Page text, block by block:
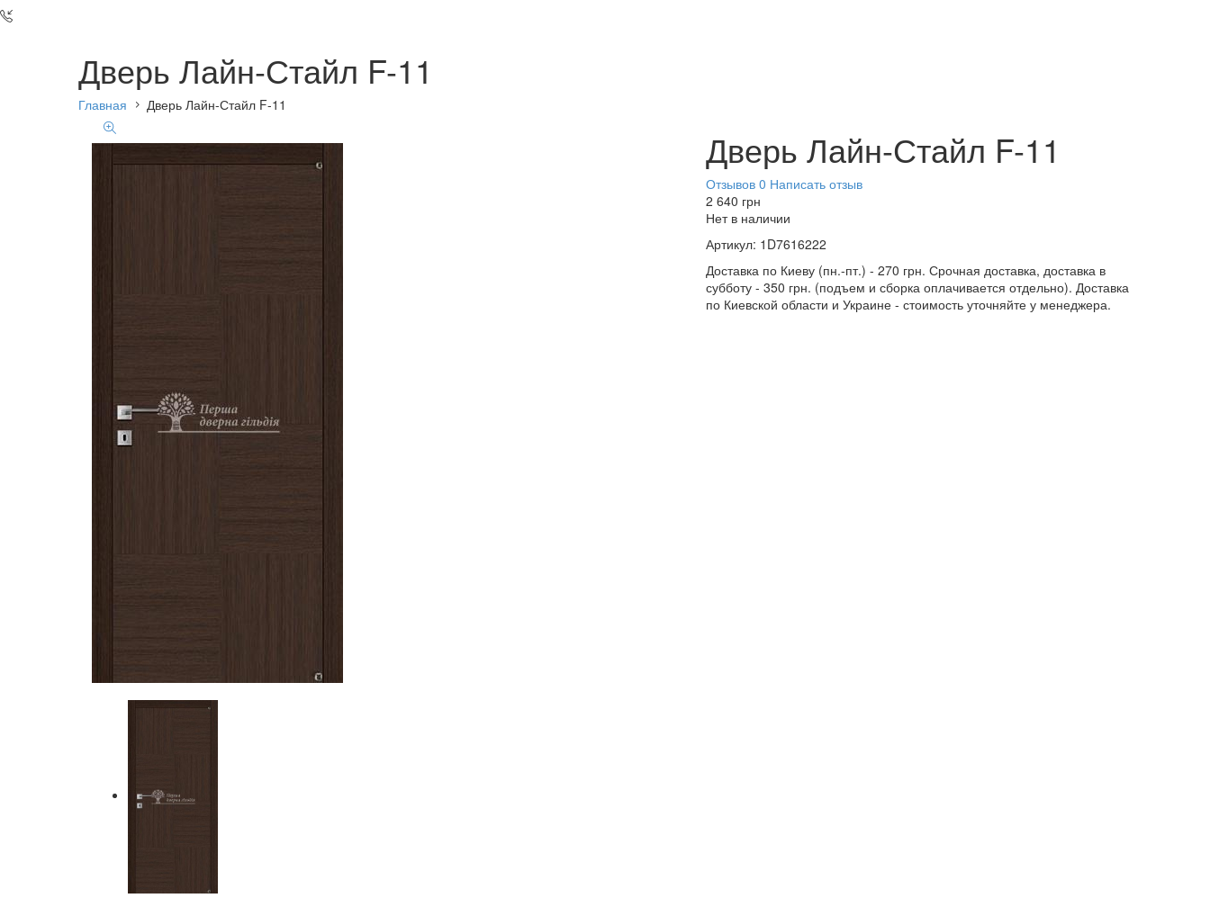
Дверь Лайн-Стайл F-11
Главная Дверь Лайн-Стайл F-11
Дверь Лайн-Стайл F-11
Отзывов 0 Написать отзыв
2 640 грн
Нет в наличии
Артикул: 1D7616222
Доставка по Киеву (пн.-пт.) - 270 грн. Срочная доставка, доставка в
субботу - 350 грн. (подъем и сборка оплачивается отдельно). Доставка
по Киевской области и Украине - стоимость уточняйте у менеджера.